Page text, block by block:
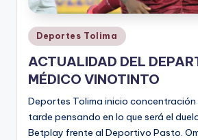
Publicado
en
Deportes Tolima
ACTUALIDAD DEL
MÉDICO VINOTINTO
Deportes Tolima inicio concentración
tarde pensando en lo que será el
Betplay frente al Deportivo Pasto.